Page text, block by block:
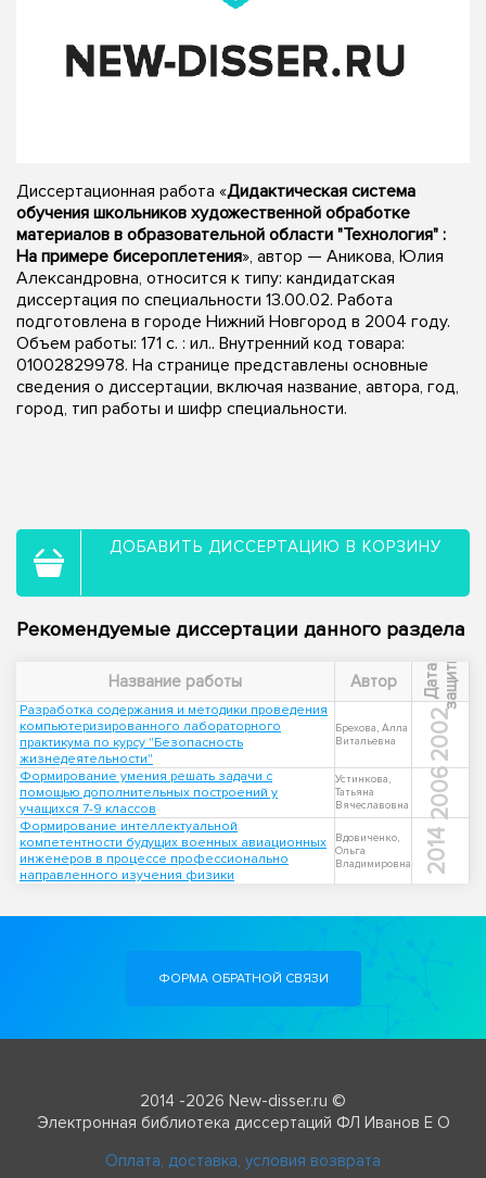
Диссертационная работа «Дидактическая система
обучения школьников художественной обработке
материалов в образовательной области "Технология" :
На примере бисероплетения», автор — Аникова, Юлия
Александровна, относится к типу: кандидатская
диссертация по специальности 13.00.02. Работа
подготовлена в городе Нижний Новгород в 2004 году.
Объем работы: 171 с. : ил.. Внутренний код товара:
01002829978. На странице представлены основные
сведения о диссертации, включая название, автора, год,
город, тип работы и шифр специальности.
ДОБАВИТЬ ДИССЕРТАЦИЮ В КОРЗИНУ
Рекомендуемые диссертации данного раздела
Название работы Автор Д
а
т
а
з
а
щ
и
т ы
Разработка содержания и методики проведения
компьютеризированного лабораторного
практикума по курсу "Безопасность
жизнедеятельности"
Брехова, Алла
Витальевна
2002
Формирование умения решать задачи с
помощью дополнительных построений у
учащихся 7-9 классов
Устинкова,
Татьяна
Вячеславовна
2006
Формирование интеллектуальной
компетентности будущих военных авиационных
инженеров в процессе профессионально
направленного изучения физики
Вдовиченко,
Ольга
Владимировна
2014
ФОРМА ОБРАТНОЙ СВЯЗИ
2014 -2026 New-disser.ru ©
Электронная библиотека диссертаций ФЛ Иванов Е О
Оплата, доставка, условия возврата